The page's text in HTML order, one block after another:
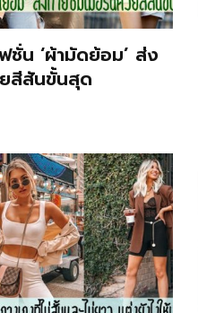
น ‘ผ้ามัดย้อม’ ส่ง
สีสันขั้นสุด